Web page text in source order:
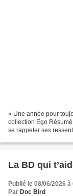
« Une année pour
collection Ego
se rappeler ses
La BD qui
Publié le 08/06/2026 à
Par Doc Bird